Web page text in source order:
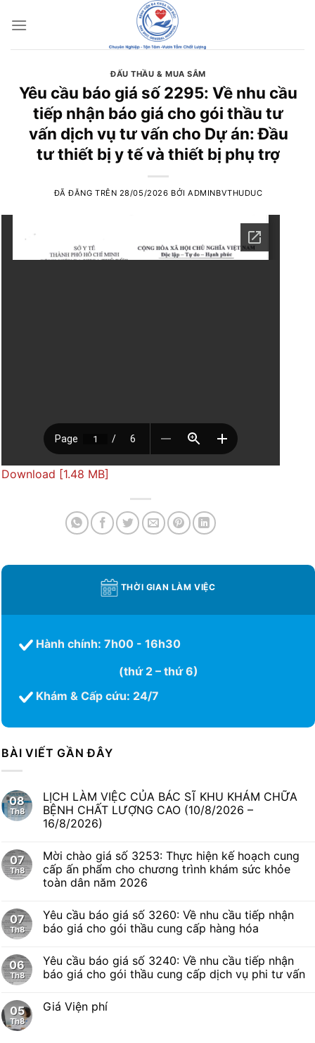
đến
ĐẤU THẦU & MUA SẮM
Yêu cầu báo giá số 2295: Về nhu cầu
tiếp nhận báo giá cho gói thầu tư
vấn dịch vụ tư vấn cho Dự án: Đầu
tư thiết bị y tế và thiết bị phụ trợ
ĐÃ ĐĂNG TRÊN 28/05/2026 BỞIADMINBVTHUDUC
Download [1.48 MB]
THỜI GIAN LÀM VIỆC
Hành chính: 7h00 - 16h30
(thứ 2 – thứ 6)
Khám & Cấp cứu: 24/7
BÀI VIẾT GẦN ĐÂY
08
Th8
LỊCH LÀM VIỆC CỦA BÁC SĨ KHU KHÁM CHỮA
BỆNH CHẤT LƯỢNG CAO (10/8/2026 –
16/8/2026)
07
Th8
Mời chào giá số 3253: Thực hiện kế hoạch cung
cấp ấn phẩm cho chương trình khám sức khỏe
toàn dân năm 2026
07
Th8
Yêu cầu báo giá số 3260: Về nhu cầu tiếp nhận
báo giá cho gói thầu cung cấp hàng hóa
06
Th8
Yêu cầu báo giá số 3240: Về nhu cầu tiếp nhận
báo giá cho gói thầu cung cấp dịch vụ phi tư vấn
05
Th8
Giá Viện phí